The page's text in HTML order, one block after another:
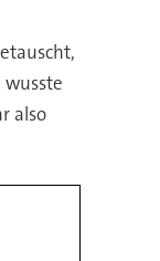
also